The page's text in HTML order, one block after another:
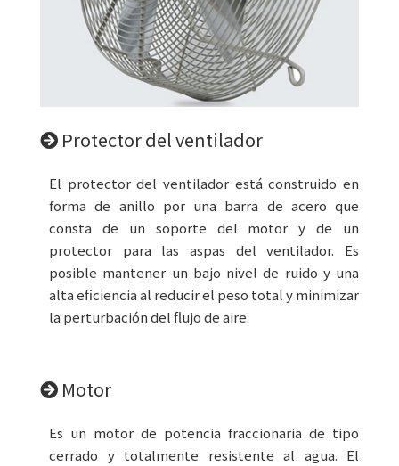
Protector del ventilador
El protector del ventilador está construido en
forma de anillo por una barra de acero que
consta de un soporte del motor y de un
protector para las aspas del ventilador. Es
posible mantener un bajo nivel de ruido y una
alta eficiencia al reducir el peso total y minimizar
la perturbación del flujo de aire.
Motor
Es un motor de potencia fraccionaria de tipo
cerrado y totalmente resistente al agua. El